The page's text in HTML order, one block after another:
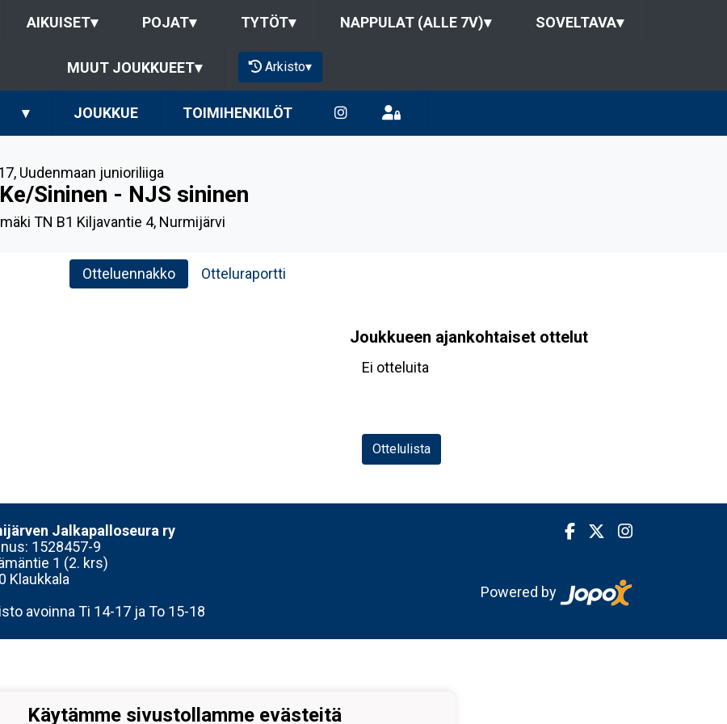
AIKUISET▾ POJAT▾ TYTÖT▾ NAPPULAT (ALLE 7V)▾ SOVELTAVA▾
MUUT JOUKKUEET▾ Arkisto▾
▾ JOUKKUE TOIMIHENKILÖT
, Uudenmaan junioriliiga
Sininen - NJS sininen
TN B1 Kiljavantie 4, Nurmijärvi
Otteluennakko Otteluraportti
Joukkueen ajankohtaiset ottelut
Ei otteluita
Ottelulista
Jalkapalloseura ry
1528457-9
1 (2. krs)
Klaukkala
avoinna Ti 14-17 ja To 15-18
Powered by
Käytämme sivustollamme evästeitä